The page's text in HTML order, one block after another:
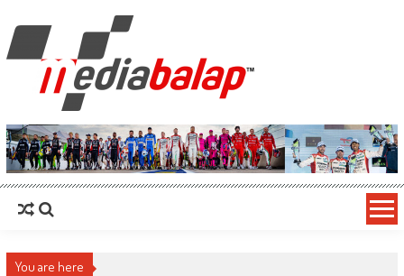
MediaBalap.com | Informasi Balap
Terupdate
Seputar MotoGP GP2 GP3 F2 F3 SERI ASIA LMP2 F1 dll
You are here